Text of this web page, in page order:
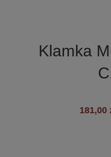
Klamka
181,00